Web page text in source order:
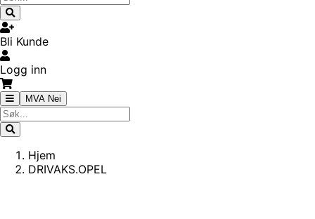
Bli Kunde
Logg inn
MVA Nei
Hjem
DRIVAKS.OPEL